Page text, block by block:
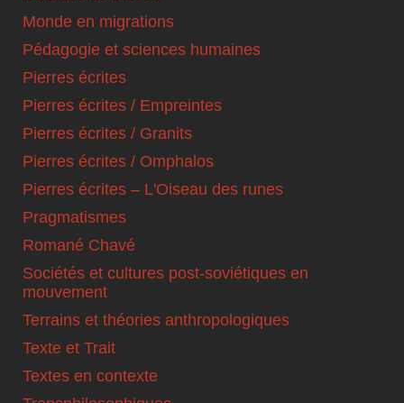
Monde en migrations
Pédagogie et sciences humaines
Pierres écrites
Pierres écrites / Empreintes
Pierres écrites / Granits
Pierres écrites / Omphalos
Pierres écrites – L'Oiseau des runes
Pragmatismes
Romané Chavé
Sociétés et cultures post-soviétiques en
mouvement
Terrains et théories anthropologiques
Texte et Trait
Textes en contexte